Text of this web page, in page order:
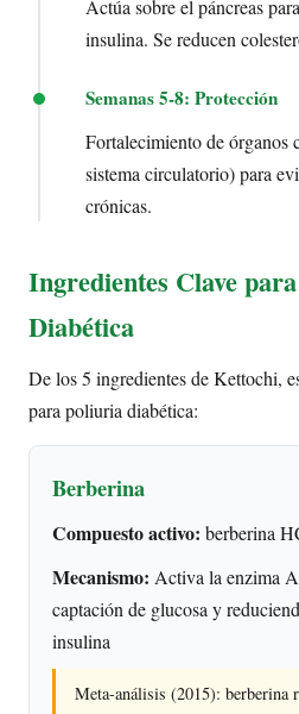
Actúa sobre el páncreas
insulina. Se reducen
Semanas 5-8: Protección
Fortalecimiento de órganos
sistema circulatorio) para
crónicas.
Ingredientes Clave
Diabética
De los 5 ingredientes de Kettochi,
para poliuria diabética:
Berberina
Compuesto activo: berberina
Mecanismo: Activa la enzima
captación de glucosa y
insulina
Meta-análisis (2015): berberina